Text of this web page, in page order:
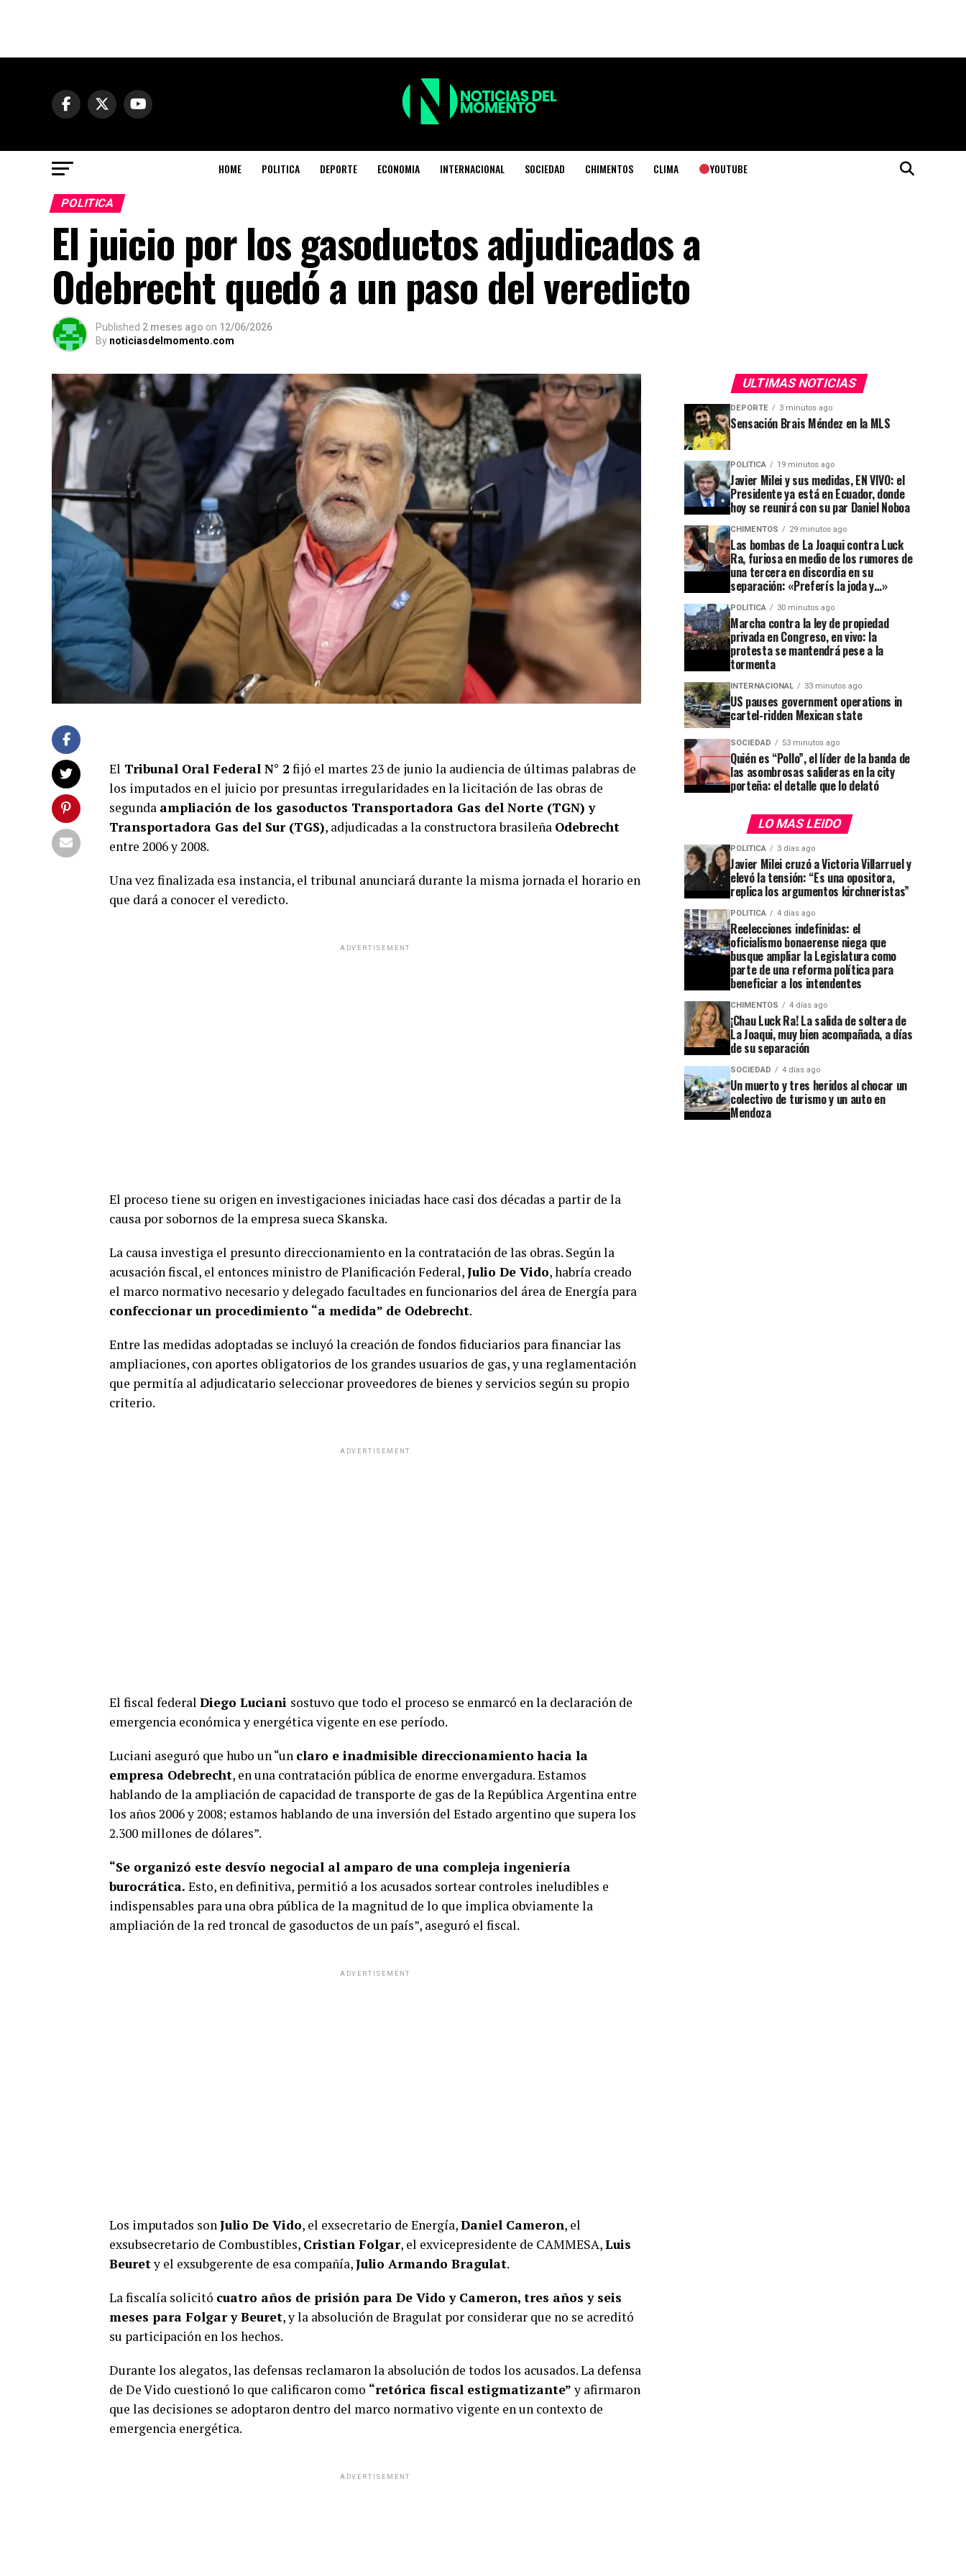
HOME POLITICA DEPORTE ECONOMIA INTERNACIONAL SOCIEDAD CHIMENTOS CLIMA YOUTUBE
POLITICA
El juicio por los gasoductos adjudicados a
Odebrecht quedó a un paso del veredicto
Published 2 meses ago on 12/06/2026
By noticiasdelmomento.com
El Tribunal Oral Federal N° 2 fijó el martes 23 de junio la audiencia de últimas palabras de
los imputados en el juicio por presuntas irregularidades en la licitación de las obras de
segunda ampliación de los gasoductos Transportadora Gas del Norte (TGN) y
Transportadora Gas del Sur (TGS), adjudicadas a la constructora brasileña Odebrecht
entre 2006 y 2008.
Una vez finalizada esa instancia, el tribunal anunciará durante la misma jornada el horario en
que dará a conocer el veredicto.
ADVERTISEMENT
El proceso tiene su origen en investigaciones iniciadas hace casi dos décadas a partir de la
causa por sobornos de la empresa sueca Skanska.
La causa investiga el presunto direccionamiento en la contratación de las obras. Según la
acusación fiscal, el entonces ministro de Planificación Federal,Julio De Vido, habría creado
el marco normativo necesario y delegado facultades en funcionarios del área de Energía para
confeccionar un procedimiento “a medida” de Odebrecht.
Entre las medidas adoptadas se incluyó la creación de fondos fiduciarios para financiar las
ampliaciones, con aportes obligatorios de los grandes usuarios de gas, y una reglamentación
que permitía al adjudicatario seleccionar proveedores de bienes y servicios según su propio
criterio.
ADVERTISEMENT
El fiscal federal Diego Luciani sostuvo que todo el proceso se enmarcó en la declaración de
emergencia económica y energética vigente en ese período.
Luciani aseguró que hubo un “un claro e inadmisible direccionamiento hacia la
empresa Odebrecht, en una contratación pública de enorme envergadura. Estamos
hablando de la ampliación de capacidad de transporte de gas de la República Argentina entre
los años 2006 y 2008; estamos hablando de una inversión del Estado argentino que supera los
2.300 millones de dólares”.
“Se organizó este desvío negocial al amparo de una compleja ingeniería
burocrática. Esto, en definitiva, permitió a los acusados sortear controles ineludibles e
indispensables para una obra pública de la magnitud de lo que implica obviamente la
ampliación de la red troncal de gasoductos de un país”, aseguró el fiscal.
ADVERTISEMENT
Los imputados sonJulio De Vido, el exsecretario de Energía,Daniel Cameron, el
exsubsecretario de Combustibles, Cristian Folgar, el exvicepresidente de CAMMESA,Luis
Beurety el exsubgerente de esa compañía,Julio Armando Bragulat.
La fiscalía solicitó cuatro años de prisión para De Vido y Cameron, tres años y seis
meses para Folgar y Beuret, y la absolución de Bragulat por considerar que no se acreditó
su participación en los hechos.
Durante los alegatos, las defensas reclamaron la absolución de todos los acusados. La defensa
de De Vido cuestionó lo que calificaron como “retórica fiscal estigmatizante”y afirmaron
que las decisiones se adoptaron dentro del marco normativo vigente en un contexto de
emergencia energética.
ADVERTISEMENT
ULTIMAS NOTICIAS
DEPORTE 3 minutos ago
Sensación Brais Méndez en la MLS
POLITICA 19 minutos ago
Javier Milei y sus medidas, EN VIVO: el
Presidente ya está en Ecuador, donde
hoy se reunirá con su par Daniel Noboa
CHIMENTOS 29 minutos ago
Las bombas de La Joaqui contra Luck
Ra, furiosa en medio de los rumores de
una tercera en discordia en su
separación: «Preferís la joda y…»
POLITICA 30 minutos ago
Marcha contra la ley de propiedad
privada en Congreso, en vivo: la
protesta se mantendrá pese a la
tormenta
INTERNACIONAL 33 minutos ago
US pauses government operations in
cartel-ridden Mexican state
SOCIEDAD 53 minutos ago
Quién es “Pollo”, el líder de la banda de
las asombrosas salideras en la city
porteña: el detalle que lo delató
LO MAS LEIDO
POLITICA 3 días ago
Javier Milei cruzó a Victoria Villarruel y
elevó la tensión: “Es una opositora,
replica los argumentos kirchneristas”
POLITICA 4 días ago
Reelecciones indefinidas: el
oficialismo bonaerense niega que
busque ampliar la Legislatura como
parte de una reforma política para
beneficiar a los intendentes
CHIMENTOS 4 días ago
¡Chau Luck Ra! La salida de soltera de
La Joaqui, muy bien acompañada, a días
de su separación
SOCIEDAD 4 días ago
Un muerto y tres heridos al chocar un
colectivo de turismo y un auto en
Mendoza